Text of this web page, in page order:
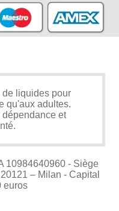
de liquides pour
qu'aux adultes.
dépendance et
10984640960 - Siège
– Milan - Capital
euros